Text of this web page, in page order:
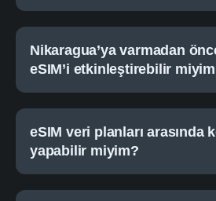
Nikaragua’ya varmadan
eSIM’i etkinleştirebilir
eSIM veri planları arasında
yapabilir miyim?